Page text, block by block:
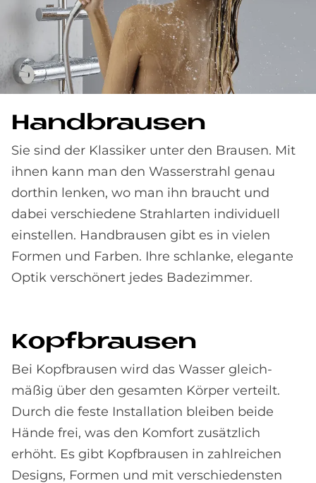
Hand­brau­sen
Sie sind der Klassiker unter den Brausen. Mit
ihnen kann man den Wasserstrahl genau
dorthin lenken, wo man ihn braucht und
dabei verschiedene Strahlarten individuell
einstellen. Handbrausen gibt es in vielen
Formen und Farben. Ihre schlanke, elegante
Optik verschönert jedes Badezimmer.
Kopf­brau­sen
Bei Kopfbrausen wird das Wasser gleich­
mäßig über den ge­samten Körper verteilt.
Durch die feste Installation bleiben beide
Hände frei, was den Komfort zusätzlich
erhöht. Es gibt Kopf­brausen in zahl­reichen
Designs, For­men und mit ver­schiedensten